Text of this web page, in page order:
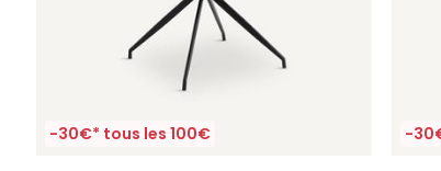
-30€* tous les 100€ -